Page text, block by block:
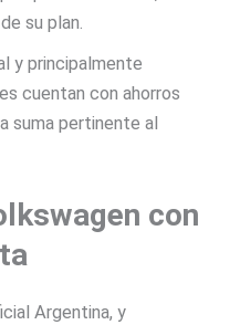
su plan.
y principalmente
cuentan con ahorros
suma pertinente al
con
Argentina, y